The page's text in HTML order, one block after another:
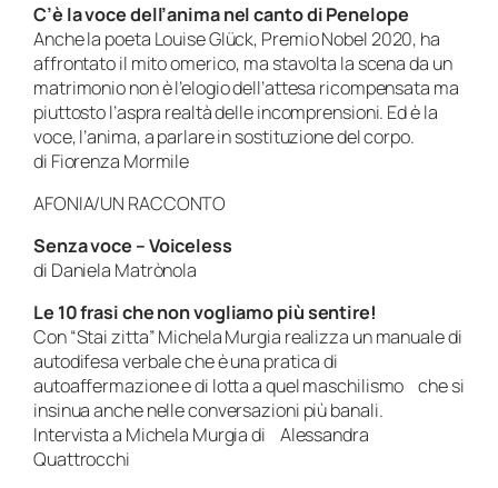
C’è la voce dell’anima nel canto di Penelope
Anche la poeta Louise Glück, Premio Nobel 2020, ha
affrontato il mito omerico, ma stavolta la scena da un
matrimonio non è l’elogio dell’attesa ricompensata ma
piuttosto l’aspra realtà delle incomprensioni. Ed è la
voce, l’anima, a parlare in sostituzione del corpo.
di Fiorenza Mormile
AFONIA/UN RACCONTO
Senza voce – Voiceless
di Daniela Matrònola
Le 10 frasi che non vogliamo più sentire!
Con “Stai zitta” Michela Murgia realizza un manuale di
autodifesa verbale che è una pratica di
autoaffermazione e di lotta a quel maschilismo che si
insinua anche nelle conversazioni più banali.
Intervista a Michela Murgia di Alessandra
Quattrocchi